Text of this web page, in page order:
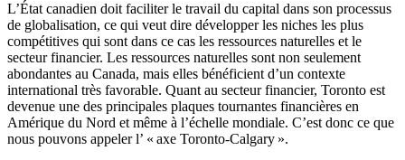
L’État canadien doit faciliter le travail du capital dans son processus
de globalisation, ce qui veut dire développer les niches les plus
compétitives qui sont dans ce cas les ressources naturelles et le
secteur financier. Les ressources naturelles sont non seulement
abondantes au Canada, mais elles bénéficient d’un contexte
international très favorable. Quant au secteur financier, Toronto est
devenue une des principales plaques tournantes financières en
Amérique du Nord et même à l’échelle mondiale. C’est donc ce que
nous pouvons appeler l’ « axe Toronto-Calgary ».